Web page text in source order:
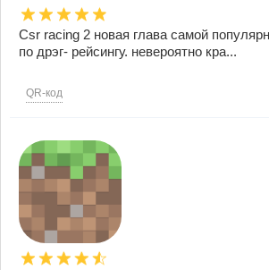
Csr racing 2 новая глава самой
по дрэг- рейсингу. невероятно кра...
QR-код